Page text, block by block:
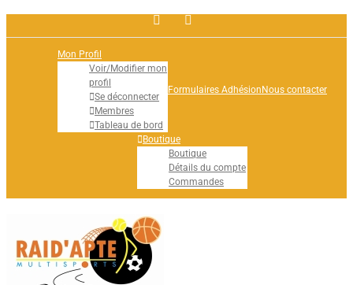
Facebook
Mon Profil
Voir/Modifier mon
profil
Se déconnecter
Membres
Tableau de bord
Formulaires Adhésion Nous contacter
Boutique
Boutique
Détails du compte
Commandes